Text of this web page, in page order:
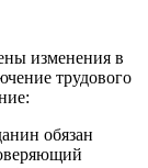
изменения в
трудового
обязан